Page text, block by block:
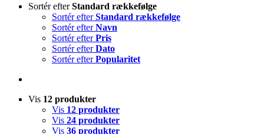
Sortér efterStandard rækkefølge
Sortér efterStandard rækkefølge
Sortér efterNavn
Sortér efterPris
Sortér efterDato
Sortér efterPopularitet
Vis 12 produkter
Vis 12 produkter
Vis 24 produkter
Vis 36 produkter